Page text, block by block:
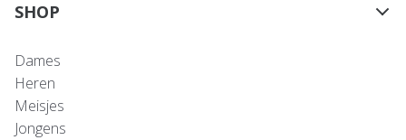
SHOP
Dames
Heren
Meisjes
Jongens